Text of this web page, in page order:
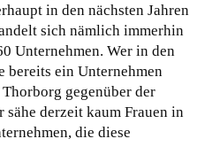
in den nächsten Jahren
sich nämlich immerhin
Unternehmen. Wer in den
bereits ein Unternehmen
gegenüber der
sähe derzeit kaum Frauen in
die diese